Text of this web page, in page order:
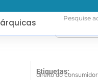
Etiquetas:
direito do consumidor